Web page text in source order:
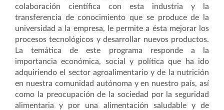
colaboración científica con esta industria y la
transferencia de conocimiento que se produce de la
universidad a la empresa, le permite a ésta mejorar los
procesos tecnológicos y desarrollar nuevos productos.
La temática de este programa responde a la
importancia económica, social y política que ha ido
adquiriendo el sector agroalimentario y de la nutrición
en nuestra comunidad autónoma y en nuestro país, así
como la preocupación de la sociedad por la seguridad
alimentaria y por una alimentación saludable y de